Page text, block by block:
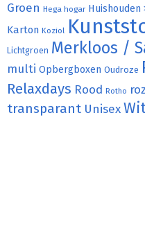
Groen Hega hogar
Karton Koziol
Lichtgroen Merkloos /
multi Opbergboxen Oudroze
Relaxdays Rood Rotho
transparant Unisex